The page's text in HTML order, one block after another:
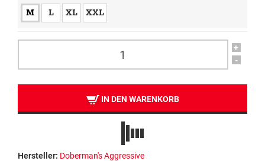
M L XL XXL
+
-
IN DEN WARENKORB
Hersteller: Doberman's Aggressive